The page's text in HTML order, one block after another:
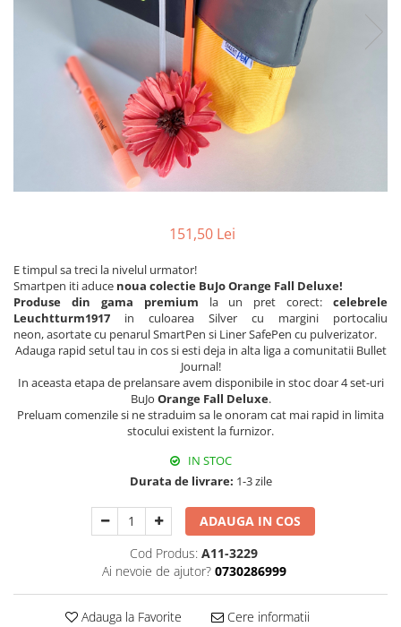
151,50 Lei
E timpul sa treci la nivelul urmator!
Smartpen iti aduce noua colectie BuJo Orange Fall Deluxe!
Produse din
gama premium la un pret corect: celebrele
Leuchtturm1917 in culoarea Silver cu margini portocaliu
neon, asortate cu penarul SmartPen si Liner SafePen cu pulverizator.
Adauga rapid setul tau in cos si esti deja in alta liga a comunitatii Bullet
Journal!
In aceasta etapa de prelansare avem disponibile in stoc doar 4 set-uri
BuJo Orange Fall Deluxe.
Preluam comenzile si ne straduim sa le onoram cat mai rapid in limita
stocului existent la furnizor.
IN STOC
Durata de livrare: 1-3 zile
ADAUGA IN COS
Cod Produs: A11-3229
Ai nevoie de ajutor? 0730286999
Adauga la Favorite Cere informatii